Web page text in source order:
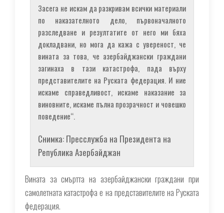
Засега не искам да разкривам всички материали
по наказателното дело, първоначалното
разследване и резултатите от него ми бяха
докладвани, но мога да кажа с увереност, че
вината за това, че азербайджански граждани
загинаха в тази катастрофа, пада върху
представителите на Руската федерация. И ние
искаме справедливост, искаме наказание за
виновните, искаме пълна прозрачност и човешко
поведение“.
Снимка: Пресслужба на Президента на
Република Азербайджан
Вината за смъртта на азербайджански граждани при
самолетната катастрофа е на представителите на Руската
федерация.